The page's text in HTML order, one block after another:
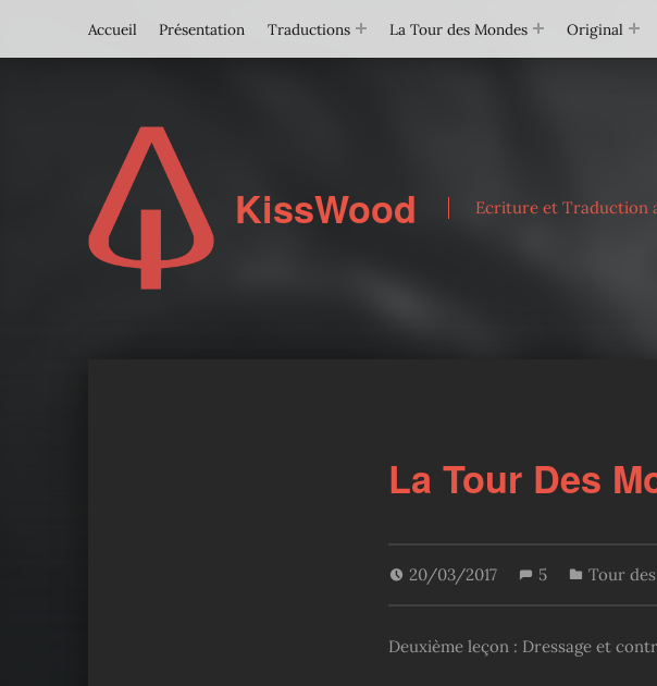
Accueil
Présentation Traductions La Tour des Mondes Original
KissWood Ecriture et Traduction
La Tour Des
20/03/2017 5 Tour
Deuxième leçon : Dressage et